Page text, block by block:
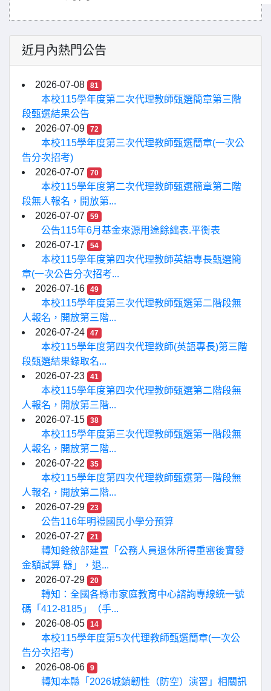
近月內熱門公告
2026-07-08 81
本校115學年度第二次代理教師甄選簡章第三階
段甄選結果公告
2026-07-09
72
本校115學年度第三次代理教師甄選簡章(一次公
告分次招考)
2026-07-07
70
本校115學年度第二次代理教師甄選簡章第二階
段無人報名，開放第...
2026-07-07
59
公告115年6月基金來源用途餘絀表.平衡表
2026-07-17
54
本校115學年度第四次代理教師英語專長甄選簡
章(一次公告分次招考...
2026-07-16
49
本校115學年度第三次代理教師甄選第二階段無
人報名，開放第三階...
2026-07-24
47
本校115學年度第四次代理教師(英語專長)第三階
段甄選結果錄取名...
2026-07-23
41
本校115學年度第四次代理教師甄選第二階段無
人報名，開放第三階...
2026-07-15
38
本校115學年度第三次代理教師甄選第一階段無
人報名，開放第二階...
2026-07-22
35
本校115學年度第四次代理教師甄選第一階段無
人報名，開放第二階...
2026-07-29
23
公告116年明禮國民小學分預算
2026-07-27
21
轉知銓敘部建置「公務人員退休所得重審後實發
金額試算 器」，退...
2026-07-29
20
轉知：全國各縣市家庭教育中心諮詢專線統一號
碼「412-8185」（手...
2026-08-05
14
本校115學年度第5次代理教師甄選簡章(一次公
告分次招考)
2026-08-06
9
轉知本縣「2026城鎮韌性（防空）演習」相關訊